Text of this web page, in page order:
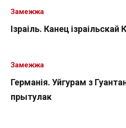
Ізраіль. Канец ізраільскай
Замежжа
Германія. Уйгурам з
прытулак
Замежжа